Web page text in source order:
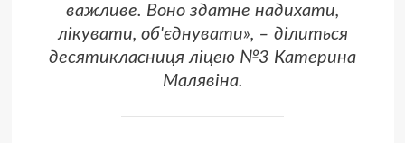
важливе. Воно здатне надихати,
лікувати, об'єднувати», – ділиться
десятикласниця ліцею №3 Катерина
Малявіна.